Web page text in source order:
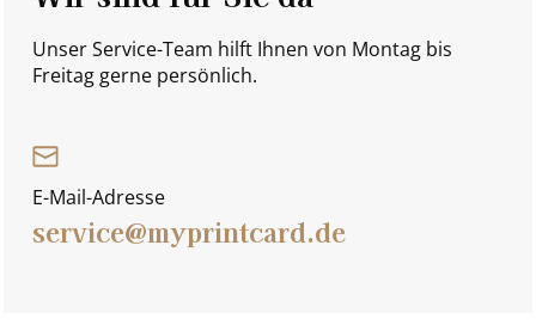
Unser Service-Team hilft Ihnen von Montag bis
Freitag gerne persönlich.
E-Mail-Adresse
service@myprintcard.de